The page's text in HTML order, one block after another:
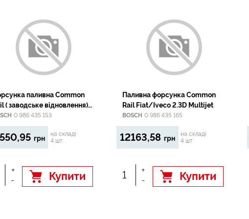
паливна Common
( заводське відновлення)
Captiva, Cruze, Epica,
Nubira; Opel Antara A
01.05-
0 986 435 153
грн
на складі
4 шт.
+
-
Купити
Паливна форсунка Common
Rail Fiat/Iveco 2.3D Multijet
BOSCH 0 986 435 165
12163,58 грн
на складі
4 шт.
+
-
Купити